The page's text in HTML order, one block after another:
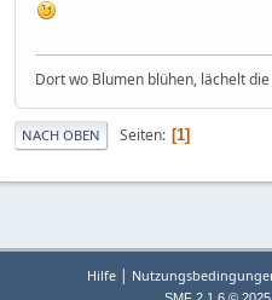
Dort wo Blumen blühen, lächelt
NACH OBEN Seiten 1
Hilfe |